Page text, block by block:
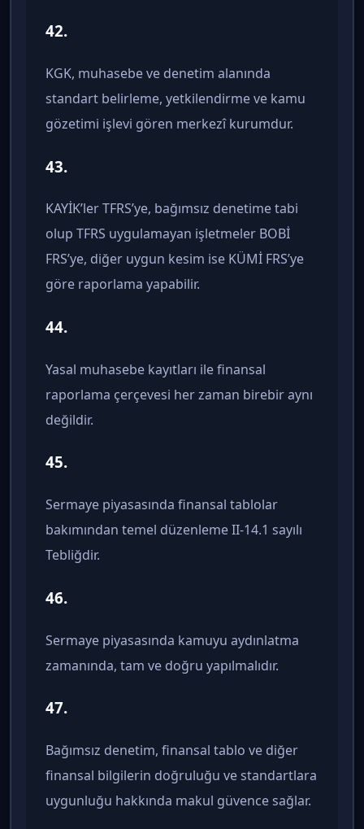
42.
KGK, muhasebe ve denetim alanında
standart belirleme, yetkilendirme ve kamu
gözetimi işlevi gören merkezî kurumdur.
43.
KAYİK’ler TFRS’ye, bağımsız denetime tabi
olup TFRS uygulamayan işletmeler BOBİ
FRS’ye, diğer uygun kesim ise KÜMİ FRS’ye
göre raporlama yapabilir.
44.
Yasal muhasebe kayıtları ile finansal
raporlama çerçevesi her zaman birebir aynı
değildir.
45.
Sermaye piyasasında finansal tablolar
bakımından temel düzenleme II-14.1 sayılı
Tebliğdir.
46.
Sermaye piyasasında kamuyu aydınlatma
zamanında, tam ve doğru yapılmalıdır.
47.
Bağımsız denetim, finansal tablo ve diğer
finansal bilgilerin doğruluğu ve standartlara
uygunluğu hakkında makul güvence sağlar.